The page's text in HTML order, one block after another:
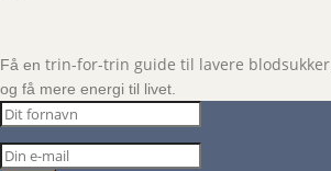
Få en trin-for-trin guide til lavere blodsukker
og få mere energi til livet.